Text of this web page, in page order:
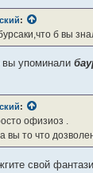
:
б вы
упоминали
:
офизиоз .
вы то что
свой